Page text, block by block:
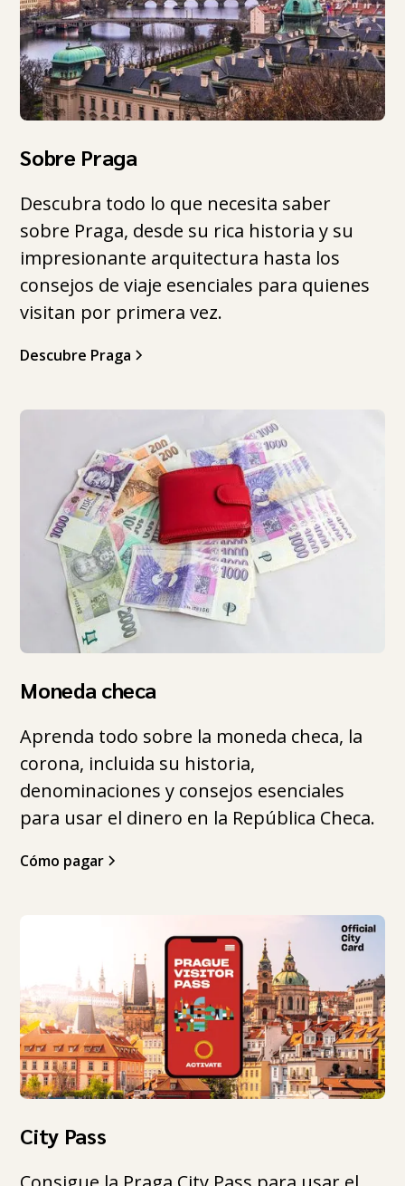
Sobre Praga
Descubra todo lo que necesita saber
sobre Praga, desde su rica historia y su
impresionante arquitectura hasta los
consejos de viaje esenciales para quienes
visitan por primera vez.
Descubre Praga
Moneda checa
Aprenda todo sobre la moneda checa, la
corona, incluida su historia,
denominaciones y consejos esenciales
para usar el dinero en la República Checa.
Cómo pagar
City Pass